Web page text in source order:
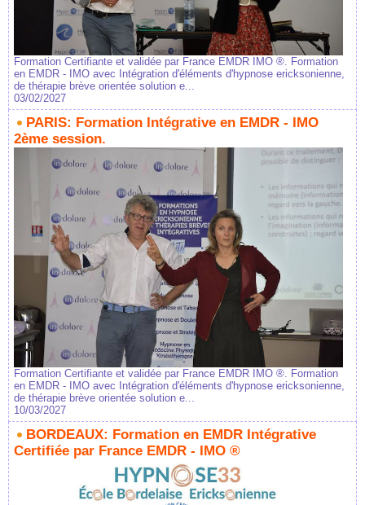
Formation Certifiante et validée par France EMDR IMO ®. Formation
en EMDR - IMO avec Intégration d'éléments d'hypnose ericksonienne,
de thérapie brève orientée solution e...
03/02/2027
PARIS: Formation Intégrative en EMDR - IMO
2ème session.
Formation Certifiante et validée par France EMDR IMO ®. Formation
en EMDR - IMO avec Intégration d'éléments d'hypnose ericksonienne,
de thérapie brève orientée solution e...
10/03/2027
BORDEAUX: Formation en EMDR Intégrative
Certifiée par France EMDR - IMO ®